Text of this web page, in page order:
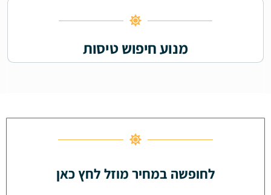
מנוע חיפוש טיסות
לחופשה במחיר מוזל לחץ כאן